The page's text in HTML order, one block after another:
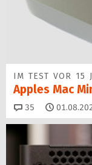
IM TEST VOR 15
Apples Mac
35 Kommentare